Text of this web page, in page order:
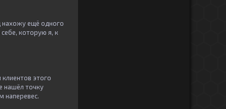
нахожу ещё одного
которую я, к
этого
нашёл точку
наперевес.